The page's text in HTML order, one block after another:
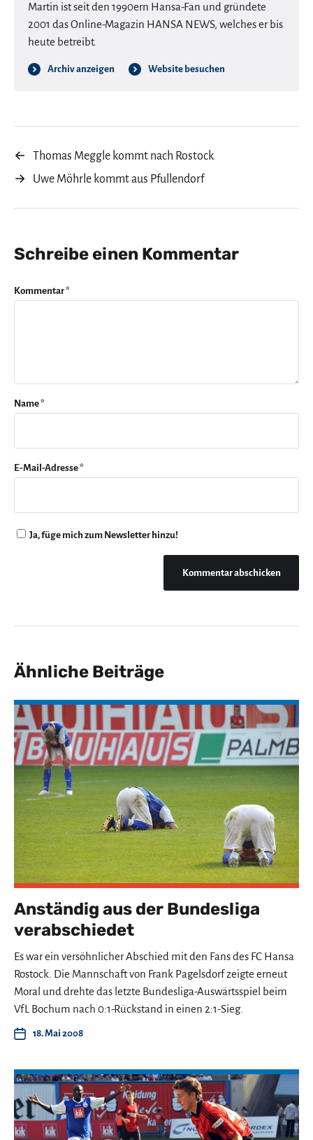
Martin ist seit den 1990ern Hansa-Fan und gründete
2001 das Online-Magazin HANSA NEWS, welches er bis
heute betreibt.
Archiv anzeigen Website besuchen
←
Thomas Meggle kommt nach Rostock
→
Uwe Möhrle kommt aus Pfullendorf
Schreibe einen Kommentar
Kommentar*
Name*
E-Mail-Adresse*
Ja, füge mich zum Newsletter hinzu!
Ähnliche Beiträge
Anständig aus der Bundesliga
verabschiedet
Es war ein versöhnlicher Abschied mit den Fans des FC Hansa
Rostock. Die Mannschaft von Frank Pagelsdorf zeigte erneut
Moral und drehte das letzte Bundesliga-Auswärtsspiel beim
VfL Bochum nach 0:1-Rückstand in einen 2:1-Sieg.
18. Mai 2008